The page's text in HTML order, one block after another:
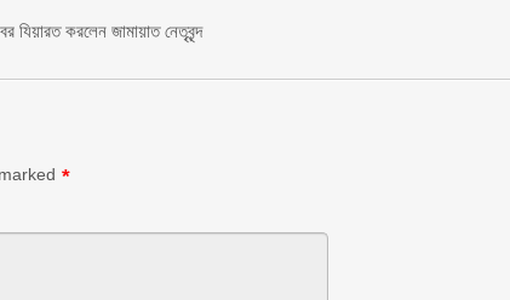
যিয়ারত করলেন জামায়াত নেতৃবৃন্দ
*